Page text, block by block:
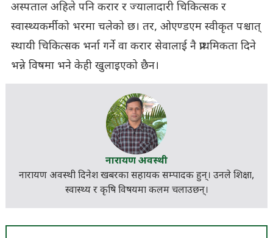
अस्पताल अहिले पनि करार र ज्यालादारी चिकित्सक र
स्वास्थ्यकर्मीको भरमा चलेको छ। तर, ओएण्डएम स्वीकृत पश्चात्
स्थायी चिकित्सक भर्ना गर्ने वा करार सेवालाई नै प्राथमिकता दिने
भन्ने विषमा भने केही खुलाइएको छैन।
नारायण अवस्थी
नारायण अवस्थी दिनेश खबरका सहायक सम्पादक हुन्। उनले शिक्षा,
स्वास्थ्य र कृषि विषयमा कलम चलाउछन्।